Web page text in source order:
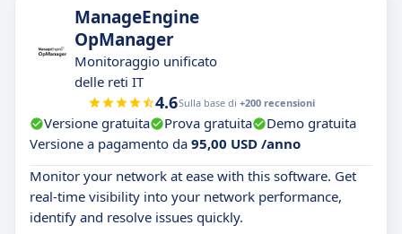
ManageEngine
OpManager
Monitoraggio unificato
delle reti IT
4.6Sulla base di +200 recensioni
Versione gratuita Prova gratuita
Demo gratuita
Versione a pagamento da 95,00 USD /anno
Monitor your network at ease with this software. Get
real-time visibility into your network performance,
identify and resolve issues quickly.